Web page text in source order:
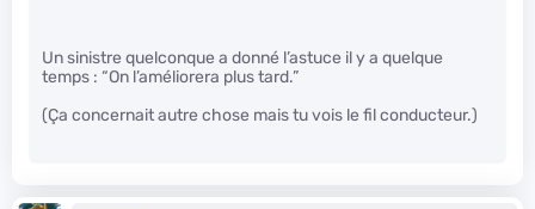
Un sinistre quelconque a donné l’astuce il y a quelque
temps : “On l’améliorera plus tard.”
(Ça concernait autre chose mais tu vois le fil conducteur.)